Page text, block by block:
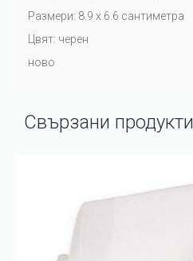
Размери: 8.9 х 6.6 сантиметра
Цвят: черен
ново
Свързани продукти